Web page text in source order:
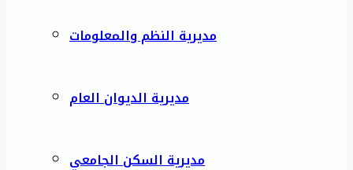
مديرية النظم والمعلومات
مديرية الديوان العام
مديرية السكن الجامعي